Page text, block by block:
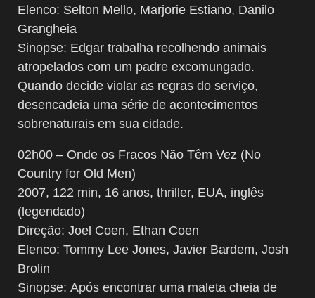
Elenco: Selton Mello, Marjorie Estiano, Danilo
Grangheia
Sinopse: Edgar trabalha recolhendo animais
atropelados com um padre excomungado.
Quando decide violar as regras do serviço,
desencadeia uma série de acontecimentos
sobrenaturais em sua cidade.
02h00 – Onde os Fracos Não Têm Vez (No
Country for Old Men)
2007, 122 min, 16 anos, thriller, EUA, inglês
(legendado)
Direção: Joel Coen, Ethan Coen
Elenco: Tommy Lee Jones, Javier Bardem, Josh
Brolin
Sinopse: Após encontrar uma maleta cheia de